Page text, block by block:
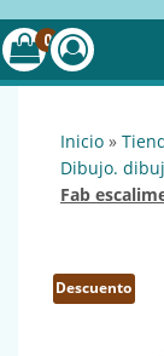
0
inicio »
dibujo.
fab
Descuento